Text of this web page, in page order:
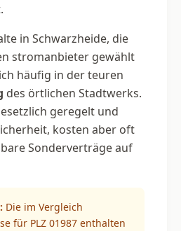
in Schwarzheide, die
stromanbieter gewählt
häufig in der teuren
des örtlichen Stadtwerks.
geregelt und
kosten aber oft
Sonderverträge auf
Die im Vergleich
für PLZ 01987 enthalten